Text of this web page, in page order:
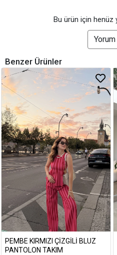
Bu ürün için henüz
Yorum
Benzer Ürünler
PEMBE KIRMIZI ÇIZGILI BLUZ
PANTOLON TAKIM